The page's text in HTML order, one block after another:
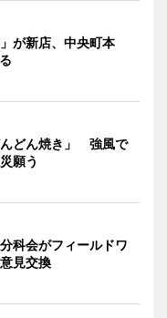
が新店、中央町本
どん焼き」 強風で
願う
科会がフィールドワ
見交換